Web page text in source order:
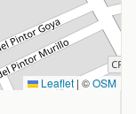
Leaflet | ©OSM
de San Juan,